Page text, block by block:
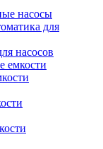
насосы
для
насосов
емкости